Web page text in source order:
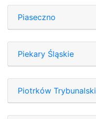
Piaseczno
Piekary Śląskie
Piotrków Trybunalski